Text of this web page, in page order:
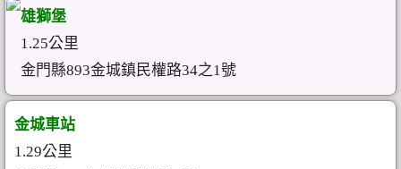
雄獅堡
1.25公里
金門縣893金城鎮民權路34之1號
金城車站
1.29公里